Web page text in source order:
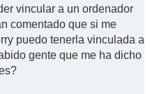
vincular a un ordenador
comentado que si me
puedo tenerla vinculada a
gente que me ha dicho